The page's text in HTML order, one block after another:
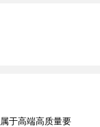
于高端高质量要